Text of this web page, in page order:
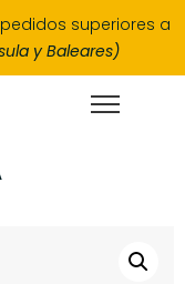
pedidos superiores a
y Baleares)